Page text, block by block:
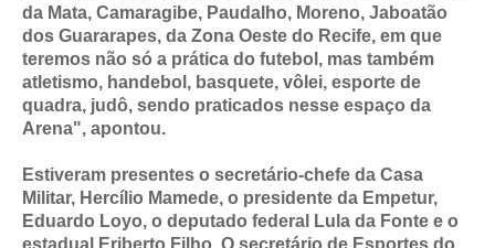
da Mata, Camaragibe, Paudalho, Moreno, Jaboatão
dos Guararapes, da Zona Oeste do Recife, em que
teremos não só a prática do futebol, mas também
atletismo, handebol, basquete, vôlei, esporte de
quadra, judô, sendo praticados nesse espaço da
Arena", apontou.
Estiveram presentes o secretário-chefe da Casa
Militar, Hercílio Mamede, o presidente da Empetur,
Eduardo Loyo, o deputado federal Lula da Fonte e o
estadual Eriberto Filho. O secretário de Esportes do